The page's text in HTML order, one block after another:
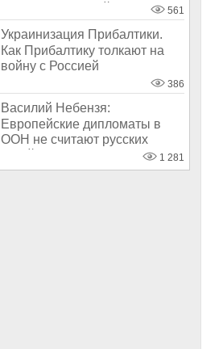
561
Украинизация Прибалтики.
Как Прибалтику толкают на
войну с Россией
386
Василий Небензя:
Европейские дипломаты в
ООН не считают русских
1 281